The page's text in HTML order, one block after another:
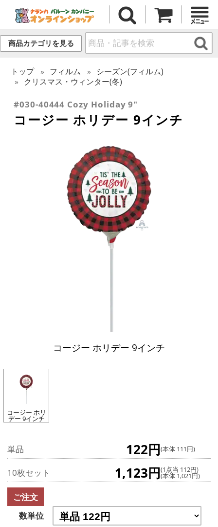
商品カテゴリを見る
トップ フィルム
シーズン(フィルム)
クリスマス・ウィンター(冬)
#030-40444 Cozy Holiday 9"
コージー ホリデー 9インチ
コージー ホリデー 9インチ
コージー ホリ
デー 9インチ
単品 122円(本体 111円)
10枚セット 1,123円(1点当 112円)
(本体 1,021円)
ご注文
数単位